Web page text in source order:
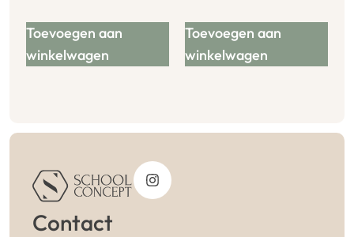
Toevoegen aan
winkelwagen
Toevoegen aan
winkelwagen
Contact